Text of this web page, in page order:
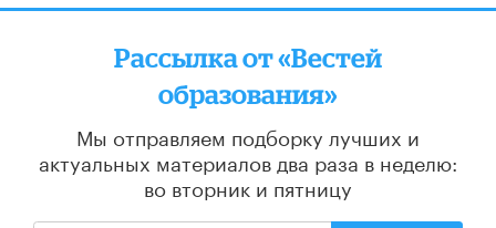
Рассылка от «Вестей
образования»
Мы отправляем подборку лучших и
актуальных материалов два раза в неделю:
во вторник и пятницу